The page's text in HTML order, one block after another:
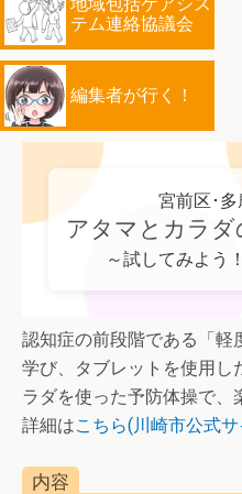
テム連絡協議会
編集者が行く！
宮前区･
アタマとカラ
～試してみよう
認知症の前段階である「軽
学び、タブレットを使用し
ラダを使った予防体操で、
詳細はこちら(川崎市公式
内容